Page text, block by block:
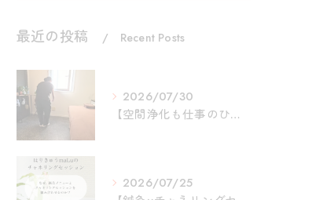
最近の投稿 Recent Posts
2026/07/30
【空間浄化も仕事のひとつ🧹】
2026/07/25